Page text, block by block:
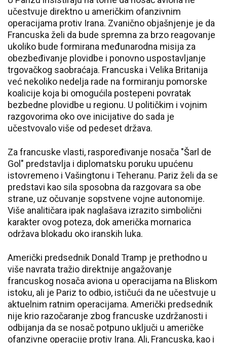
učestvuje direktno u američkim ofanzivnim
operacijama protiv Irana. Zvanično objašnjenje je da
Francuska želi da bude spremna za brzo reagovanje
ukoliko bude formirana međunarodna misija za
obezbeđivanje plovidbe i ponovno uspostavljanje
trgovačkog saobraćaja. Francuska i Velika Britanija
već nekoliko nedelja rade na formiranju pomorske
koalicije koja bi omogućila postepeni povratak
bezbedne plovidbe u regionu. U političkim i vojnim
razgovorima oko ove inicijative do sada je
učestvovalo više od pedeset država.
Za francuske vlasti, raspoređivanje nosača "Šarl de
Gol" predstavlja i diplomatsku poruku upućenu
istovremeno i Vašingtonu i Teheranu. Pariz želi da se
predstavi kao sila sposobna da razgovara sa obe
strane, uz očuvanje sopstvene vojne autonomije.
Više analitičara ipak naglašava izrazito simbolični
karakter ovog poteza, dok američka mornarica
održava blokadu oko iranskih luka.
Američki predsednik Donald Tramp je prethodno u
više navrata tražio direktnije angažovanje
francuskog nosača aviona u operacijama na Bliskom
istoku, ali je Pariz to odbio, ističući da ne učestvuje u
aktuelnim ratnim operacijama. Američki predsednik
nije krio razočaranje zbog francuske uzdržanosti i
odbijanja da se nosač potpuno uključi u američke
ofanzivne operacije protiv Irana. Ali, Francuska, kao i